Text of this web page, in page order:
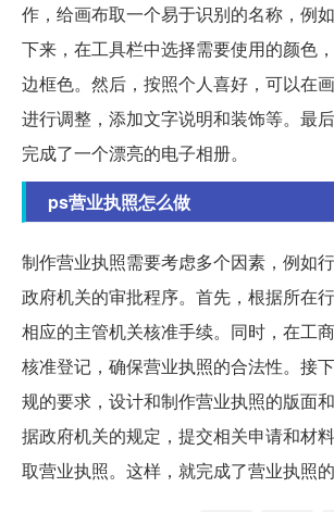
作，给画布取一个易于识别的名称，例
下来，在工具栏中选择需要使用的颜色
边框色。然后，按照个人喜好，可以在
进行调整，添加文字说明和装饰等。最
完成了一个漂亮的电子相册。
ps营业执照怎么做
制作营业执照需要考虑多个因素，例如
政府机关的审批程序。首先，根据所在
相应的主管机关核准手续。同时，在工
核准登记，确保营业执照的合法性。接
规的要求，设计和制作营业执照的版面
据政府机关的规定，提交相关申请和材
取营业执照。这样，就完成了营业执照的